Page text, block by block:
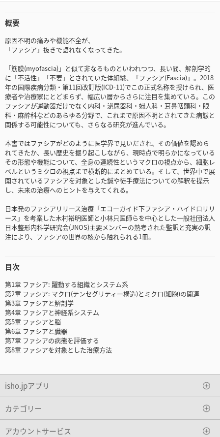
概要
原因不明の痛みや機能不全が、
「ファシア」抜きで語れなくなってきた。
「筋膜(myofascia)」と似て非なるものといわれつつ、長い間、解剖学的
に「不活性」「不要」とされていた体組織、「ファシア(Fascia)」。2018
年の国際疾病分類・第11回改訂版(ICD-11)でこの正式名称を授けられ、医
療者や治療家にとどまらず、幅広い層からさらに注目を集めている。この
ファシアが運動器だけでなく内科・泌尿器科・婦人科・耳鼻咽頭科・眼
科・麻酔科などのあらゆる分野で、これまで原因不明とされてきた病態と
関係する可能性についても、さらなる研究が進んでいる。
本書ではファシアがどのように医学界で見いだされ、その価値を認めら
れてきたか、長い歴史を掘り起こしながら、現時点で明らかになっている
その形態や機能について、全身の連続性というマクロの視点から、細胞レ
ベルというミクロの視点まで横断的にまとめている。そして、世界中で展
開されているファシアを対象とした鍼や徒手療法についての解釈を提示
し、未来の治療へのヒントを与えてくれる。
日本発のファシアリリース治療「エコーガイド下ファシア・ハイドロリリ
ース」を考案した木村裕明医師と小林只医師らを中心とした一般社団法人
日本整形内科学研究会(JNOS)主要メンバーの熟考された監訳と充実の訳
注により、ファシアの世界の核から触れられる1冊。
目次
第1章 ファシア: 躍動する組織とシステム系
第2章 ファシア: マクロ(テンセグリティー構造)とミクロ(細胞)の関連
第3章 ファシアと解剖学
第4章 ファシアと神経系システム
第5章 ファシアと脳
第6章 ファシアと臓器
第7章 ファシアの病態を評価する
第8章 ファシアを対象とした治療方法
isho.jpアプリ
カテゴリー
アカウントサービス